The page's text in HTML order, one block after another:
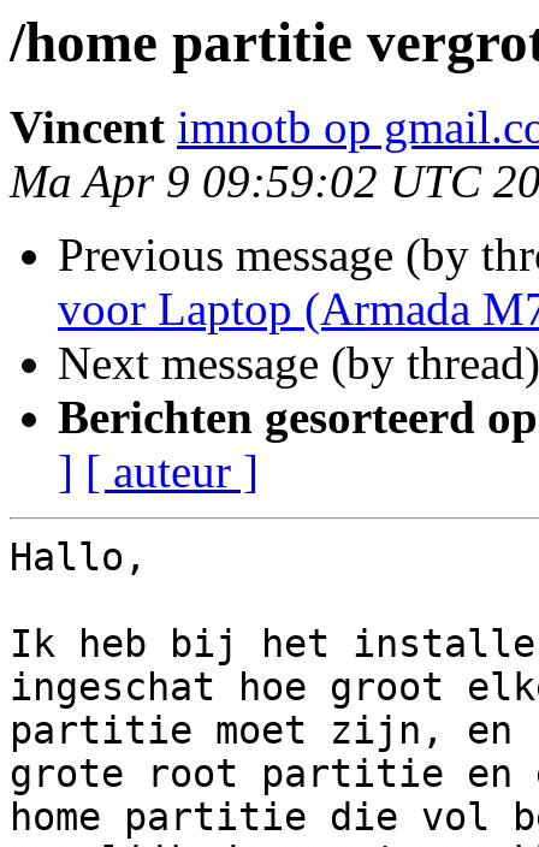
/home partitie
Vincent imnotb op
Ma Apr 9 09:59:02 UTC
Previous message (by
voor Laptop (Armada
Next message (by
Berichten gesorteerd
] [ auteur ]
Hallo,
Ik heb bij het
ingeschat hoe groot
partitie moet zijn, en
grote root partitie en
home partitie die vol